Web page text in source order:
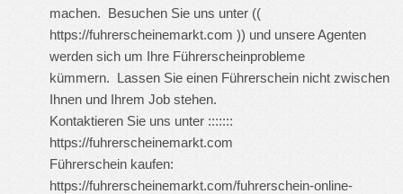
machen. Besuchen Sie uns unter ((
https://fuhrerscheinemarkt.com )) und unsere Agenten
werden sich um Ihre Führerscheinprobleme
kümmern. Lassen Sie einen Führerschein nicht zwischen
Ihnen und Ihrem Job stehen.
Kontaktieren Sie uns unter :::::::
https://fuhrerscheinemarkt.com
Führerschein kaufen:
https://fuhrerscheinemarkt.com/fuhrerschein-online-